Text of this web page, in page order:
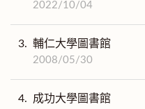
2022/10/04
3. 輔仁大學圖書館
2008/05/30
4. 成功大學圖書館